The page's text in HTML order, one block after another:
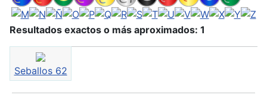
Resultados exactos o más aproximados: 1
Seballos 62